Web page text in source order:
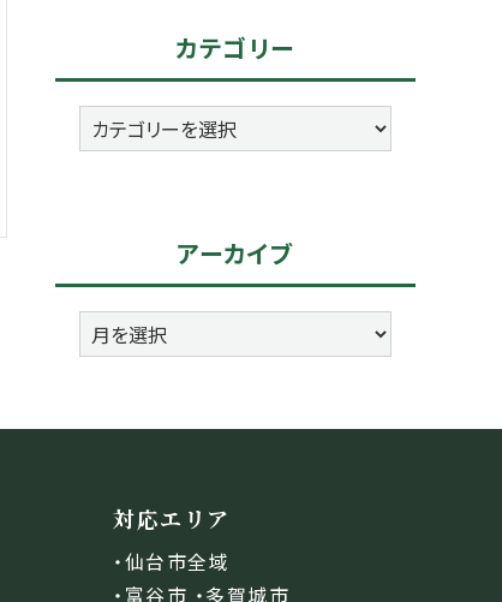
カテゴリー
カ
テ
アーカイブ
ア
ー
イ
対応エリア
・仙台市全域
・富谷市 ・多賀城市